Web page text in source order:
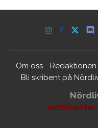
Om oss Redaktionen
Bli skribent på